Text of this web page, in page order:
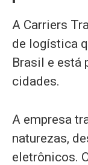
A Carriers
de logística
Brasil e está
cidades.
A empresa
naturezas,
eletrônicos.